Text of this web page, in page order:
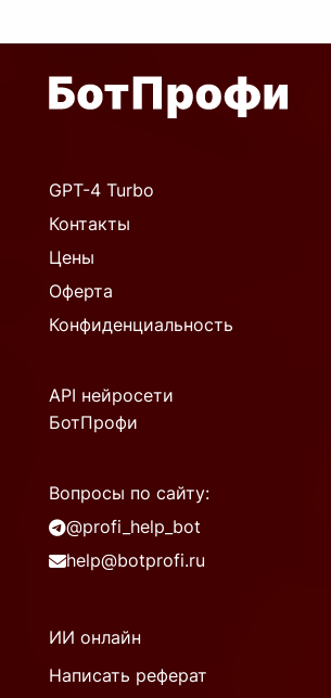
GPT-4 Turbo
Контакты
Цены
Оферта
Конфиденциальность
API нейросети
БотПрофи
Вопросы по сайту:
@profi_help_bot
help@botprofi.ru
ИИ онлайн
Написать реферат